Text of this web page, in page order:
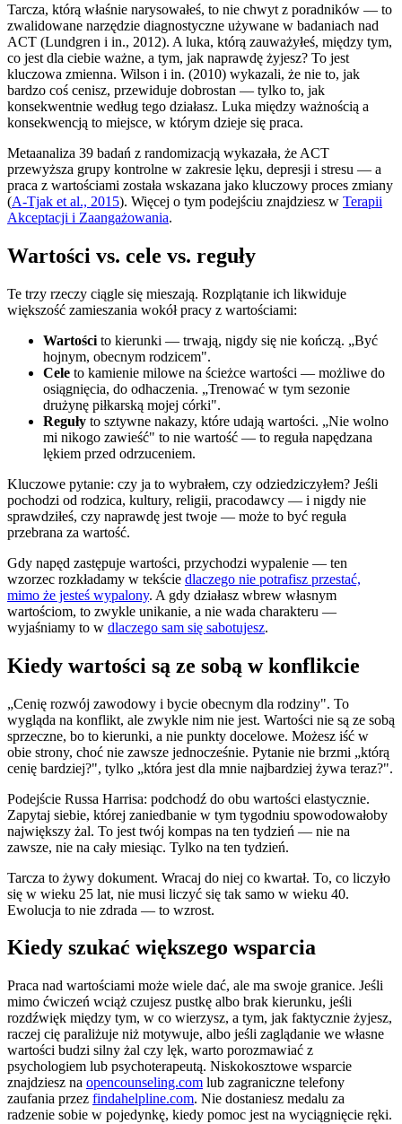
Tarcza, którą właśnie narysowałeś, to nie chwyt z poradników — to
zwalidowane narzędzie diagnostyczne używane w badaniach nad
ACT (Lundgren i in., 2012). A luka, którą zauważyłeś, między tym,
co jest dla ciebie ważne, a tym, jak naprawdę żyjesz? To jest
kluczowa zmienna. Wilson i in. (2010) wykazali, że nie to, jak
bardzo coś cenisz, przewiduje dobrostan — tylko to, jak
konsekwentnie według tego działasz. Luka między ważnością a
konsekwencją to miejsce, w którym dzieje się praca.
Metaanaliza 39 badań z randomizacją wykazała, że ACT
przewyższa grupy kontrolne w zakresie lęku, depresji i stresu — a
praca z wartościami została wskazana jako kluczowy proces zmiany
(A-Tjak et al., 2015). Więcej o tym podejściu znajdziesz w Terapii
Akceptacji i Zaangażowania.
Wartości vs. cele vs. reguły
Te trzy rzeczy ciągle się mieszają. Rozplątanie ich likwiduje
większość zamieszania wokół pracy z wartościami:
Wartości to kierunki — trwają, nigdy się nie kończą. „Być
hojnym, obecnym rodzicem".
Cele to kamienie milowe na ścieżce wartości — możliwe do
osiągnięcia, do odhaczenia. „Trenować w tym sezonie
drużynę piłkarską mojej córki".
Reguły to sztywne nakazy, które udają wartości. „Nie wolno
mi nikogo zawieść" to nie wartość — to reguła napędzana
lękiem przed odrzuceniem.
Kluczowe pytanie: czy ja to wybrałem, czy odziedziczyłem? Jeśli
pochodzi od rodzica, kultury, religii, pracodawcy — i nigdy nie
sprawdziłeś, czy naprawdę jest twoje — może to być reguła
przebrana za wartość.
Gdy napęd zastępuje wartości, przychodzi wypalenie — ten
wzorzec rozkładamy w tekście dlaczego nie potrafisz przestać,
mimo że jesteś wypalony. A gdy działasz wbrew własnym
wartościom, to zwykle unikanie, a nie wada charakteru —
wyjaśniamy to w dlaczego sam się sabotujesz.
Kiedy wartości są ze sobą w konflikcie
„Cenię rozwój zawodowy i bycie obecnym dla rodziny". To
wygląda na konflikt, ale zwykle nim nie jest. Wartości nie są ze sobą
sprzeczne, bo to kierunki, a nie punkty docelowe. Możesz iść w
obie strony, choć nie zawsze jednocześnie. Pytanie nie brzmi „którą
cenię bardziej?", tylko „która jest dla mnie najbardziej żywa teraz?".
Podejście Russa Harrisa: podchodź do obu wartości elastycznie.
Zapytaj siebie, której zaniedbanie w tym tygodniu spowodowałoby
największy żal. To jest twój kompas na ten tydzień — nie na
zawsze, nie na cały miesiąc. Tylko na ten tydzień.
Tarcza to żywy dokument. Wracaj do niej co kwartał. To, co liczyło
się w wieku 25 lat, nie musi liczyć się tak samo w wieku 40.
Ewolucja to nie zdrada — to wzrost.
Kiedy szukać większego wsparcia
Praca nad wartościami może wiele dać, ale ma swoje granice. Jeśli
mimo ćwiczeń wciąż czujesz pustkę albo brak kierunku, jeśli
rozdźwięk między tym, w co wierzysz, a tym, jak faktycznie żyjesz,
raczej cię paraliżuje niż motywuje, albo jeśli zaglądanie we własne
wartości budzi silny żal czy lęk, warto porozmawiać z
psychologiem lub psychoterapeutą. Niskokosztowe wsparcie
znajdziesz na opencounseling.com lub zagraniczne telefony
zaufania przez findahelpline.com. Nie dostaniesz medalu za
radzenie sobie w pojedynkę, kiedy pomoc jest na wyciągnięcie ręki.